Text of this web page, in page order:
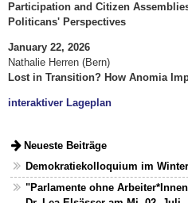
Participation and Citizen
Politicans' Perspectives
January 22, 2026
Nathalie Herren (Bern)
Lost in Transition? How Anomia
interaktiver Lageplan
Neueste Beiträge
Demokratiekolloquium im
"Parlamente ohne